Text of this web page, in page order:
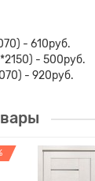
- 610руб.
- 500руб.
- 920руб.